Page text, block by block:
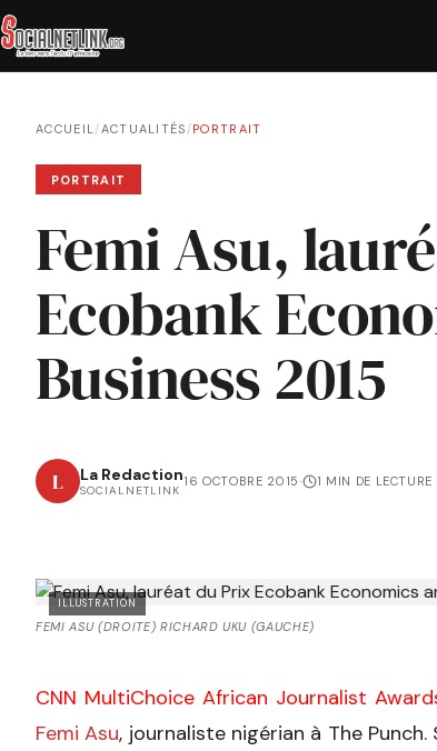
ACCUEIL/ACTUALITÉS /PORTRAIT
PORTRAIT
Femi Asu,
Ecobank
Business 2015
L La Redaction
SOCIALNETLINK
16 OCTOBRE 2015· 1 MIN DE LECTURE
ILLUSTRATION
FEMI ASU (DROITE) RICHARD UKU (GAUCHE)
CNN MultiChoice African Journalist
Femi Asu, journaliste nigérian à The